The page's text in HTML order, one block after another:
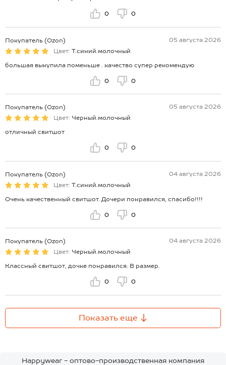
0 0
Покупатель (Ozon)
05 августа 2026
Цвет: Т.синий.молочный
большая выкупила поменьше . качество супер рекомендую
0 0
Покупатель (Ozon)
05 августа 2026
Цвет: Черный.молочный
отличный свитшот
0 0
Покупатель (Ozon)
04 августа 2026
Цвет: Т.синий.молочный
Очень качественный свитшот. Дочери понравился, спасибо!!!!
0 0
Покупатель (Ozon)
04 августа 2026
Цвет: Черный.молочный
Классный свитшот, дочке понравился. В размер.
0 0
Показать еще
Happywear - оптово-производственная компания